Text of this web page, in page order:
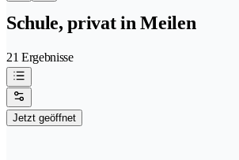
Schule, privat in Meilen
21 Ergebnisse
Jetzt geöffnet